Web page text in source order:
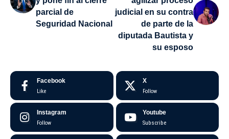
parcial de
Seguridad Nacional
judicial en su contra
de parte de la
diputada Bautista y
su esposo
Facebook
Like
X
Follow
Instagram
Follow
Youtube
Subscribe